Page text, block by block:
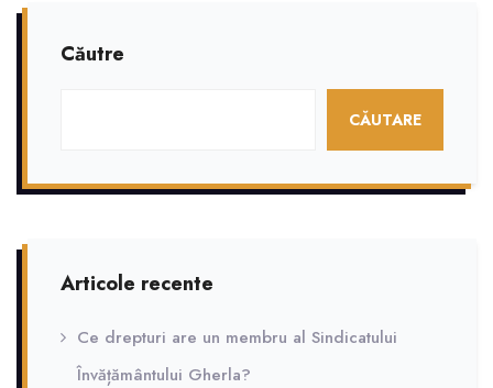
Căutre
CĂUTARE
Articole recente
Ce drepturi are un membru al Sindicatului
Învățământului Gherla?